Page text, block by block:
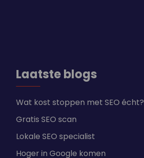
Laatste blogs
Wat kost stoppen met SEO écht?
Gratis SEO scan
Lokale SEO specialist
Hoger in Google komen